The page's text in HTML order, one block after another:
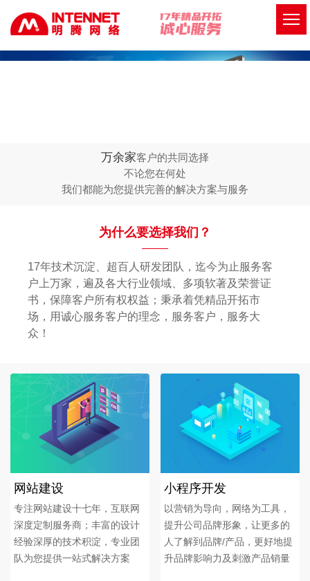
万余家客户的共同选择
不论您在何处
我们都能为您提供完善的解决方案与服务
为什么要选择我们？
17年技术沉淀、超百人研发团队，迄今为止服务客
户上万家，遍及各大行业领域、多项软著及荣誉证
书，保障客户所有权权益；秉承着凭精品开拓市
场，用诚心服务客户的理念，服务客户，服务大
众！
网站建设
专注网站建设十七年，互联网
深度定制服务商；丰富的设计
经验深厚的技术积淀，专业团
队为您提供一站式解决方案
小程序开发
以营销为导向，网络为工具，
提升公司品牌形象，让更多的
人了解到品牌/产品，更好地提
升品牌影响力及刺激产品销量